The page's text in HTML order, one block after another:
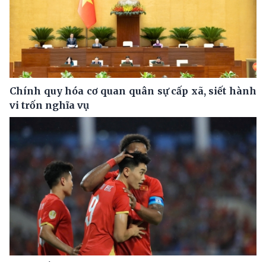
Chính quy hóa cơ quan quân sự cấp xã, siết hành
vi trốn nghĩa vụ